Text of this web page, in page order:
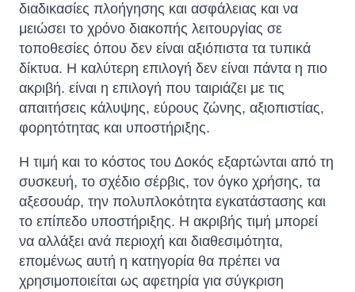
διαδικασίες πλοήγησης και ασφάλειας και να
μειώσει το χρόνο διακοπής λειτουργίας σε
τοποθεσίες όπου δεν είναι αξιόπιστα τα τυπικά
δίκτυα. Η καλύτερη επιλογή δεν είναι πάντα η πιο
ακριβή. είναι η επιλογή που ταιριάζει με τις
απαιτήσεις κάλυψης, εύρους ζώνης, αξιοπιστίας,
φορητότητας και υποστήριξης.
Η τιμή και το κόστος του Δοκός εξαρτώνται από τη
συσκευή, το σχέδιο σέρβις, τον όγκο χρήσης, τα
αξεσουάρ, την πολυπλοκότητα εγκατάστασης και
το επίπεδο υποστήριξης. Η ακριβής τιμή μπορεί
να αλλάξει ανά περιοχή και διαθεσιμότητα,
επομένως αυτή η κατηγορία θα πρέπει να
χρησιμοποιείται ως αφετηρία για σύγκριση